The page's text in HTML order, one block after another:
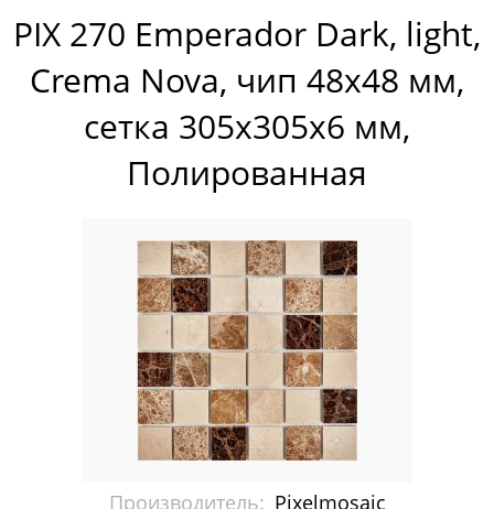
Мозаика Pixelmosaic
Зеркала NS Bath
Керамогранит NSceramic
Керамогранит Staro
Мозаика Bars Crystal Mosaic
Мозаика Bonaparte
Мозаика Caramelle Mosaic
Мозаика Dao
Мозаика Decor-mosaic
PIX 270 Emperador Dark, light,
Crema Nova, чип 48x48 мм,
сетка 305х305x6 мм,
Полированная
Производитель: Pixelmosaic